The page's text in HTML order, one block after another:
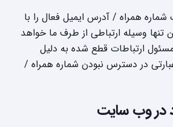
شماره همراه / آدرس ایمیل فعال را با
تنها وسیله ارتباطی از طرف ما خواهد
ارتباطات قطع شده به دلیل
در دسترس نبودن شماره همراه /